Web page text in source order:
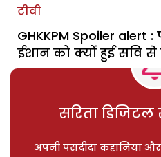
टीवी
GHKKPM Spoiler alert
ईशान को क्यों हुई सवि
सरिता
अपनी पसंदीदा कहानियां